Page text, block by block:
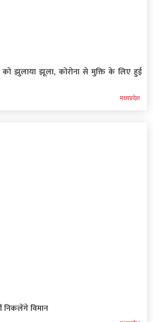
झुलाया झूला, कोरोना से मुक्ति के लिए हुई
मध्‍यप्रदेश
निकलेंगे विमान